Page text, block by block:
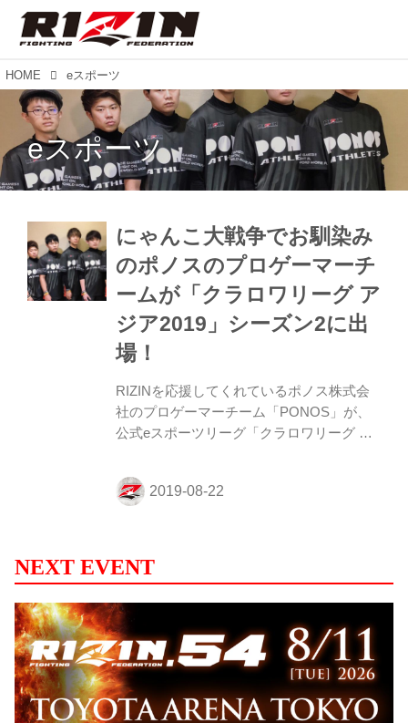
HOME eスポーツ
eスポーツ
にゃんこ大戦争でお馴染み
のポノスのプロゲーマーチ
ームが「クラロワリーグ ア
ジア2019」シーズン2に出
場！
RIZINを応援してくれているポノス株式会
社のプロゲーマーチーム「PONOS」が、
公式eスポーツリーグ「クラロワリーグ ア
定した。 シーズン1では優勝を飾り、アジ
アのNO.1となった「PONOS」。今回メン
目指して強豪チームと対決する。RIZIN.13
でも開催されたeスポーツは世界的にも広
がりを見せており、大会の様子は公式
YouTubeチャンネルでも配信されている。
「PONOS」の熱い戦いにも注目だ。 な
お、出場する監督、選手のコメントがポノ
ス公式サイトに掲載されてい...
NEXT EVENT